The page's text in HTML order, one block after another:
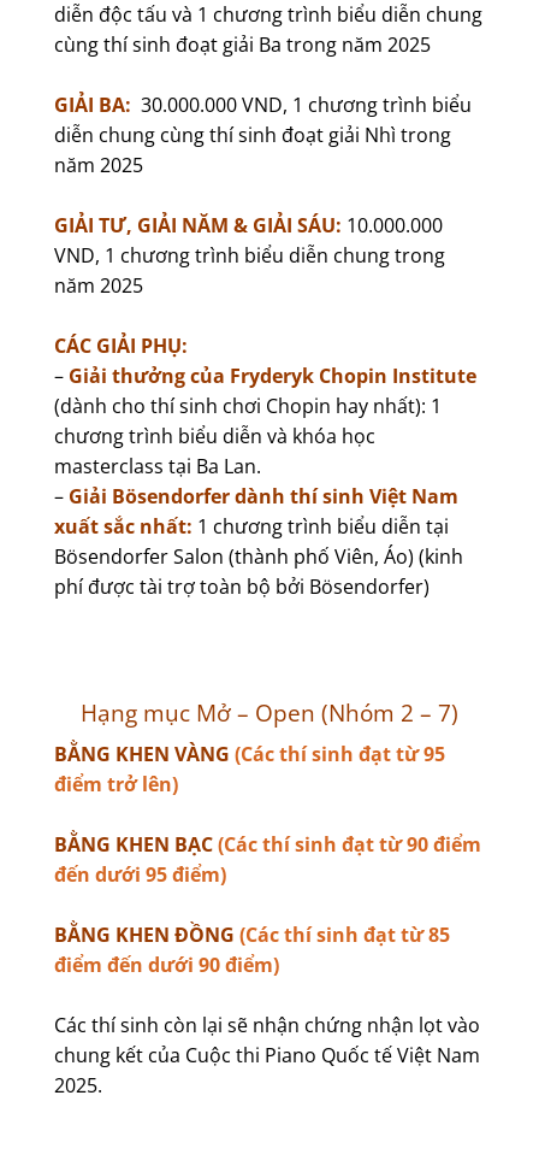
diễn độc tấu và 1 chương trình biểu diễn chung
cùng thí sinh đoạt giải Ba trong năm 2025
GIẢI BA: 30.000.000 VND, 1 chương trình biểu
diễn chung cùng thí sinh đoạt giải Nhì trong
năm 2025
GIẢI TƯ, GIẢI NĂM & GIẢI SÁU: 10.000.000
VND, 1 chương trình biểu diễn chung trong
năm 2025
CÁC GIẢI PHỤ:
– Giải thưởng của Fryderyk Chopin Institute
(dành cho thí sinh chơi Chopin hay nhất): 1
chương trình biểu diễn và khóa học
masterclass tại Ba Lan.
– Giải Bösendorfer dành thí sinh Việt Nam
xuất sắc nhất: 1 chương trình biểu diễn tại
Bösendorfer Salon (thành phố Viên, Áo) (kinh
phí được tài trợ toàn bộ bởi Bösendorfer)
Hạng mục Mở – Open (Nhóm 2 – 7)
BẰNG KHEN VÀNG (Các thí sinh đạt từ 95
điểm trở lên)
BẰNG KHEN BẠC(Các thí sinh đạt từ 90 điểm
đến dưới 95 điểm)
BẰNG KHEN ĐỒNG (Các thí sinh đạt từ 85
điểm đến dưới 90 điểm)
Các thí sinh còn lại sẽ nhận chứng nhận lọt vào
chung kết của Cuộc thi Piano Quốc tế Việt Nam
2025.